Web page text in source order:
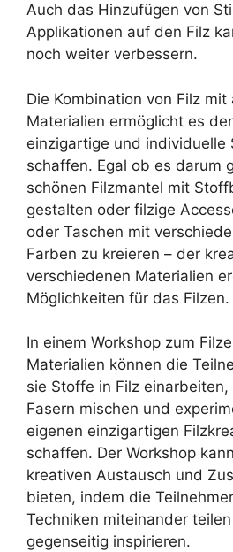
Auch das Hinzufügen von
Applikationen auf den Filz
noch weiter verbessern.
Die Kombination von Filz mit
Materialien ermöglicht es
einzigartige und individuelle
schaffen. Egal ob es darum
schönen Filzmantel mit
gestalten oder filzige
oder Taschen mit
Farben zu kreieren – der
verschiedenen Materialien
Möglichkeiten für das Filzen.
In einem Workshop zum
Materialien können die
sie Stoffe in Filz
Fasern mischen und
eigenen einzigartigen
schaffen. Der Workshop
kreativen Austausch und
bieten, indem die
Techniken miteinander
gegenseitig inspirieren.